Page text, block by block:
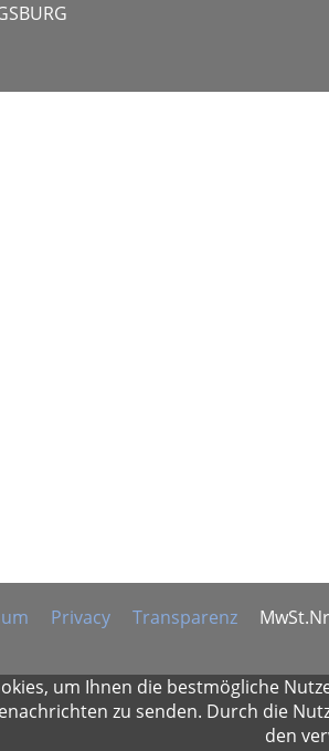
Privacy Transparenz
um Ihnen die bestmögliche
zu senden. Durch die
den